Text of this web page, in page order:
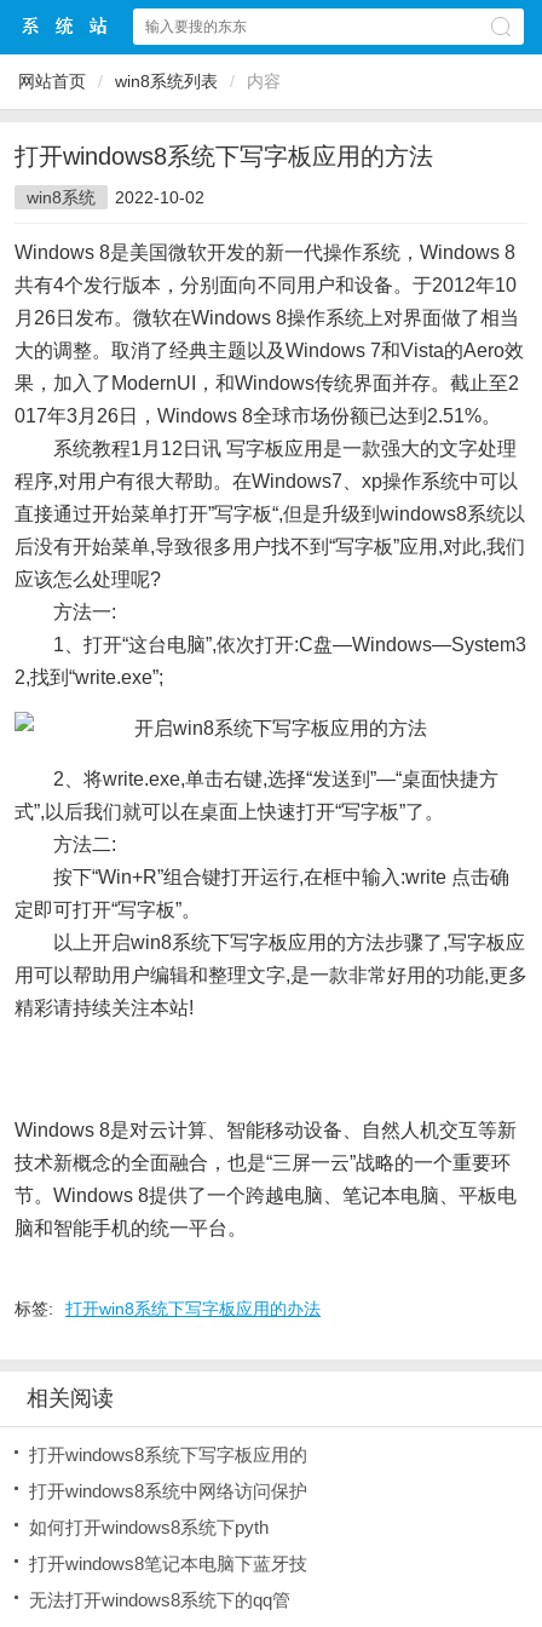
网站首页 / win8系统列表 / 内容
打开windows8系统下写字板应用的方法
win8系统 2022-10-02
Windows 8是美国微软开发的新一代操作系统，Windows 8
共有4个发行版本，分别面向不同用户和设备。于2012年10
月26日发布。微软在Windows 8操作系统上对界面做了相当
大的调整。取消了经典主题以及Windows 7和Vista的Aero效
果，加入了ModernUI，和Windows传统界面并存。截止至2
017年3月26日，Windows 8全球市场份额已达到2.51%。
系统教程1月12日讯 写字板应用是一款强大的文字处理
程序,对用户有很大帮助。在Windows7、xp操作系统中可以
直接通过开始菜单打开”写字板“,但是升级到windows8系统以
后没有开始菜单,导致很多用户找不到“写字板”应用,对此,我们
应该怎么处理呢?
方法一:
1、打开“这台电脑”,依次打开:C盘—Windows—System3
2,找到“write.exe”;
2、将write.exe,单击右键,选择“发送到”—“桌面快捷方
式”,以后我们就可以在桌面上快速打开“写字板”了。
方法二:
按下“Win+R”组合键打开运行,在框中输入:write 点击确
定即可打开“写字板”。
以上开启win8系统下写字板应用的方法步骤了,写字板应
用可以帮助用户编辑和整理文字,是一款非常好用的功能,更多
精彩请持续关注本站!
Windows 8是对云计算、智能移动设备、自然人机交互等新
技术新概念的全面融合，也是“三屏一云”战略的一个重要环
节。Windows 8提供了一个跨越电脑、笔记本电脑、平板电
脑和智能手机的统一平台。
标签: 打开win8系统下写字板应用的办法
相关阅读
打开windows8系统下写字板应用的
打开windows8系统中网络访问保护
如何打开windows8系统下pyth
打开windows8笔记本电脑下蓝牙技
无法打开windows8系统下的qq管